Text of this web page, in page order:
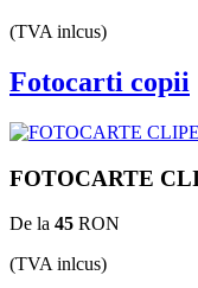
(TVA inlcus)
Fotocarti copii
FOTOCARTE
De la 45 RON
(TVA inlcus)